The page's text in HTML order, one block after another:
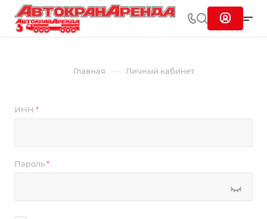
Главная — Личный кабинет
ИНН *
Пароль*